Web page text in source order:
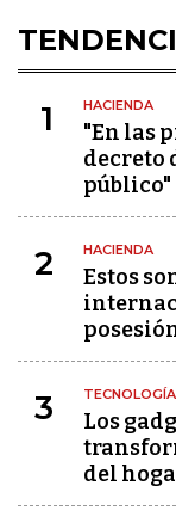
1 HACIENDA
"En las
decreto
público"
2 HACIENDA
Estos
3 TECNOLOGÍA
Los
del